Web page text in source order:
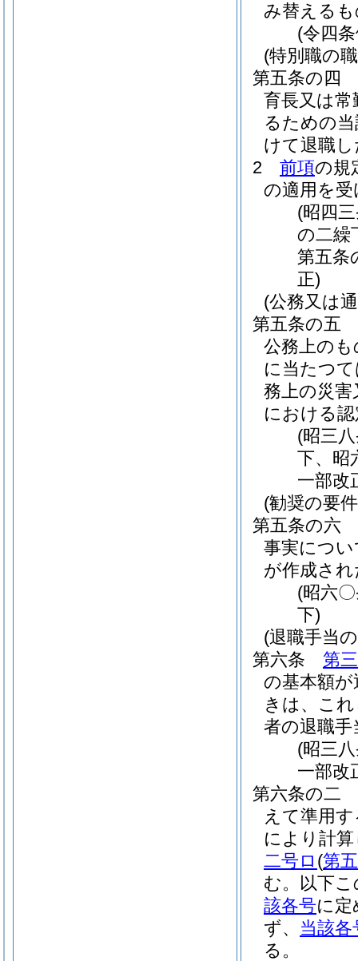
み替える
(令四
(特別職の
第五条の四
育長又は常
るための
けて退職
2
前項の規
の適用を
(昭四
の二繰
第五条
正)
(公務又は
第五条の五
公務上の
に当たつ
務上の災
における
(昭三
下、昭
一部改
(勧奨の要
第五条の六
事実につ
が作成さ
(昭六
下)
(退職手当
第六条
第
の基本額
きは、こ
者の退職
(昭三
一部改
第六条の二
えて準用
により計
二号ロ (第
む。以下
該各号に
ず、 当該各
る。